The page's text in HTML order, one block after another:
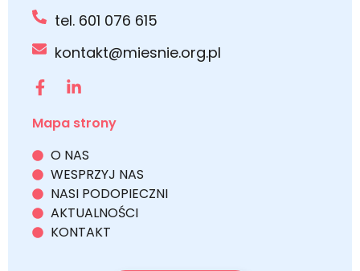
tel. 601 076 615
kontakt@miesnie.org.pl
Mapa strony
O NAS
WESPRZYJ NAS
NASI PODOPIECZNI
AKTUALNOŚCI
KONTAKT